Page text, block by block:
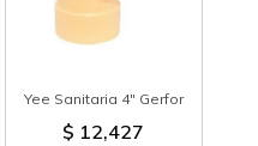
Yee Sanitaria 4" Gerfor
$ 12,427